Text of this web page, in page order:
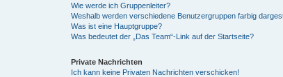
Wie werde ich Gruppenleiter?
Weshalb werden verschiedene Benutzergruppen farbig
Was ist eine Hauptgruppe?
Was bedeutet der „Das Team“-Link auf der Startseite?
Private Nachrichten
Ich kann keine Privaten Nachrichten verschicken!